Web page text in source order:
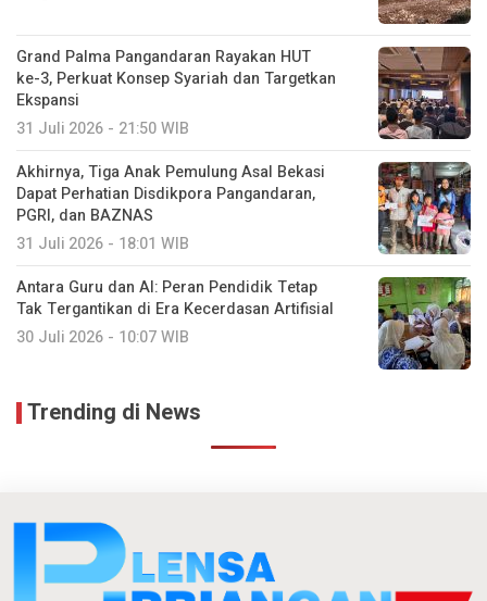
Grand Palma Pangandaran Rayakan HUT
ke-3, Perkuat Konsep Syariah dan Targetkan
Ekspansi
31 Juli 2026 - 21:50 WIB
Akhirnya, Tiga Anak Pemulung Asal Bekasi
Dapat Perhatian Disdikpora Pangandaran,
PGRI, dan BAZNAS
31 Juli 2026 - 18:01 WIB
Antara Guru dan AI: Peran Pendidik Tetap
Tak Tergantikan di Era Kecerdasan Artifisial
30 Juli 2026 - 10:07 WIB
Trending di News